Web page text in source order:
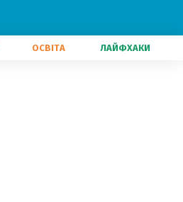
ОСВІТА ЛАЙФХАКИ